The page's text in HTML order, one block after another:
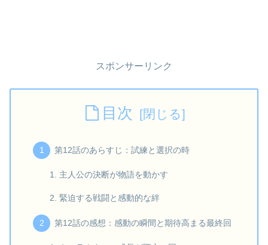
スポンサーリンク
目次
第12話のあらすじ：試練と選択の時
主人公の決断が物語を動かす
緊迫する戦闘と感動的な絆
第12話の感想：感動の瞬間と期待高まる最終回